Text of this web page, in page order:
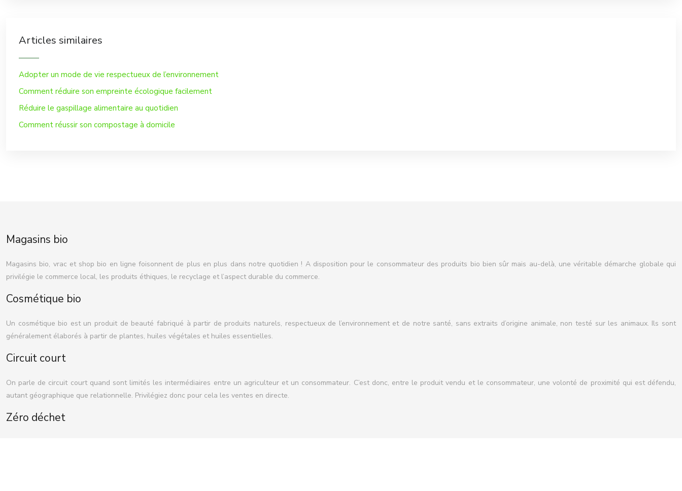
Articles similaires
Adopter un mode de vie respectueux de l’environnement
Comment réduire son empreinte écologique facilement
Réduire le gaspillage alimentaire au quotidien
Comment réussir son compostage à domicile
Magasins bio
Magasins bio, vrac et shop bio en ligne foisonnent de plus en plus dans notre quotidien ! A disposition pour le consommateur des produits bio bien sûr mais au-delà, une véritable démarche globale qui
privilégie le commerce local, les produits éthiques, le recyclage et l’aspect durable du commerce.
Cosmétique bio
Un cosmétique bio est un produit de beauté fabriqué à partir de produits naturels, respectueux de l’environnement et de notre santé, sans extraits d’origine animale, non testé sur les animaux. Ils sont
généralement élaborés à partir de plantes, huiles végétales et huiles essentielles.
Circuit court
On parle de circuit court quand sont limités les intermédiaires entre un agriculteur et un consommateur. C’est donc, entre le produit vendu et le consommateur, une volonté de proximité qui est défendu,
autant géographique que relationnelle. Privilégiez donc pour cela les ventes en directe.
Zéro déchet